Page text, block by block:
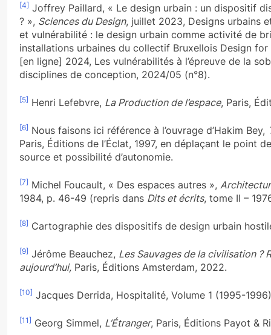
[4] Joffrey Paillard, « Le design urbain : un dispositif
? », Sciences du Design, juillet 2023, Designs urbains
et vulnérabilité : le design urbain comme activité de
installations urbaines du collectif Bruxellois Design
[en ligne] 2024, Les vulnérabilités à l’épreuve de la
disciplines de conception, 2024/05 (n°8).
[5] Henri Lefebvre, La Production de l’espace, Paris,
[6] Nous faisons ici référence à l’ouvrage d’Hakim Bey,
Paris, Éditions de l’Éclat, 1997, en déplaçant le point
source et possibilité d’autonomie.
[7] Michel Foucault, « Des espaces autres »,
1984, p. 46-49 (repris dans Dits et écrits, tome II –
[8] Cartographie des dispositifs de design urbain
[9] Jérôme Beauchez, Les Sauvages de la civilisation ?
aujourd’hui, Paris, Éditions Amsterdam, 2022.
[10] Jacques Derrida, Hospitalité, Volume 1 (1995-
[11] Georg Simmel, L’Étranger, Paris, Éditions Payot &